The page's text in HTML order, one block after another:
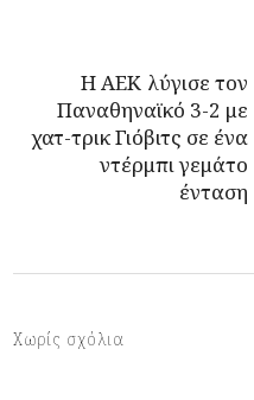
Η ΑΕΚ λύγισε τον
Παναθηναϊκό 3-2 με
χατ-τρικ Γιόβιτς σε ένα
ντέρμπι γεμάτο
ένταση
Χωρίς σχόλια